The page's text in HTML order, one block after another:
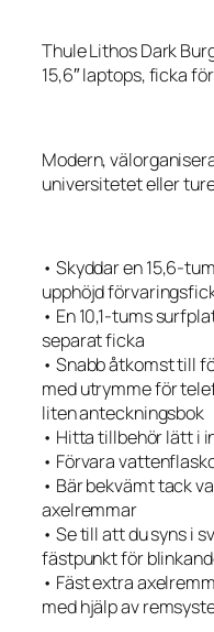
Thule Lithos Dark
15,6″ laptops, ficka
Modern,
universitetet eller
• Skyddar en 15,6-
upphöjd
• En 10,1-tums
separat ficka
• Snabb åtkomst till
med utrymme för
liten anteckningsbok
• Hitta tillbehör lätt i
• Förvara
• Bär bekvämt tack
axelremmar
• Se till att du syns i
fästpunkt för
• Fäst extra
med hjälp av